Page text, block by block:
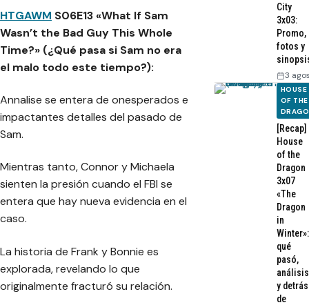
HTGAWM S06E13 «What If Sam
Wasn’t the Bad Guy This Whole
Time?» (¿Qué pasa si Sam no era
el malo todo este tiempo?):
Annalise se entera de onesperados e
impactantes detalles del pasado de
Sam.
Mientras tanto, Connor y Michaela
sienten la presión cuando el FBI se
entera que hay nueva evidencia en el
caso.
La historia de Frank y Bonnie es
explorada, revelando lo que
originalmente fracturó su relación.
City
3x03:
Promo,
fotos y
3
HOUSE
OF THE
[Recap]
House
of the
Dragon
3x07
«The
Dragon
in
Winter»:
qué
pasó,
análisis
y detrás
de